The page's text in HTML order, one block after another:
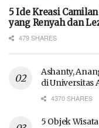
5 Ide Kreasi
yang Renyah dan
479 SHARES
Ashanty,
di Universitas
4370 SHARES
5 Objek